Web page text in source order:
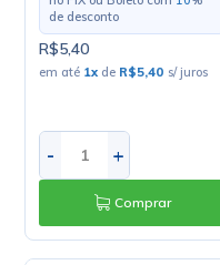
de desconto
R$5,40
em até 1x de R$5,40 s/ juros
- +
Comprar